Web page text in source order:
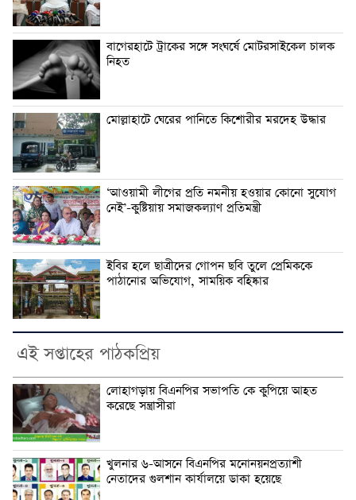
বাগেরহাটে ট্রাকের সঙ্গে সংঘর্ষে মোটরসাইকেল চালক
নিহত
মোল্লাহাটে ঘেরের পানিতে কিশোরীর মরদেহ উদ্ধার
‘আওয়ামী লীগের প্রতি নমনীয় হওয়ার কোনো সুযোগ
নেই’-কুষ্টিয়ায় সমাজকল্যাণ প্রতিমন্ত্রী
ইবির হলে ছাত্রীদের গোপন ছবি তুলে প্রেমিককে
পাঠানোর অভিযোগ, সাময়িক বহিষ্কার
এই সপ্তাহের পাঠকপ্রিয়
লোহাগড়ায় বিএনপির সভাপতি কে কুপিয়ে আহত
করেছে সন্ত্রাসীরা
খুলনার ৬-আসনে বিএনপির মনোনয়নপ্রত্যাশী
নেতাদের গুলশান কার্যালয়ে ডাকা হয়েছে